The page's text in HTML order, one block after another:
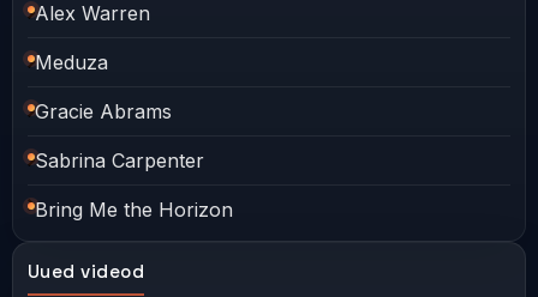
Alex Warren
Meduza
Gracie Abrams
Sabrina Carpenter
Bring Me the Horizon
Uued videod